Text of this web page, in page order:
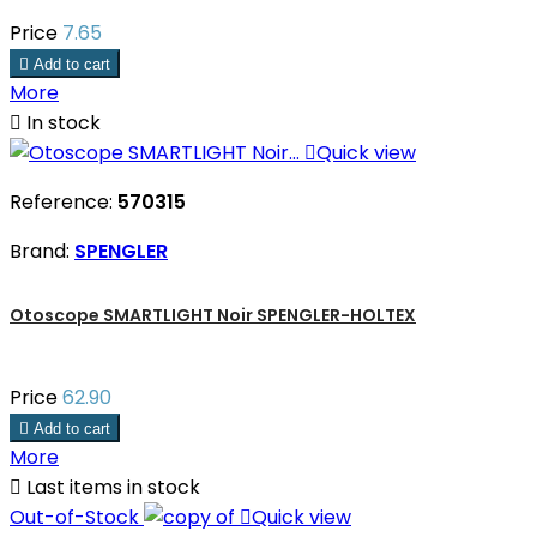
Price 7.65
 Add to cart
More
 In stock
Quick view
Reference: 570315
Brand: SPENGLER
Otoscope SMARTLIGHT Noir SPENGLER-HOLTEX
Price62.90
 Add to cart
More
 Last items in stock
Out-of-Stock
Quick view